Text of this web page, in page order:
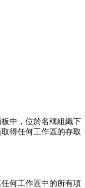
中，位於名稱組織下
得任何工作區的存取
何工作區中的所有項